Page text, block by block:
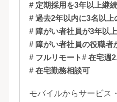
# 定期採用を3年以上継続
# 過去2年以内に3名以上
# 障がい者社員が3年以
# 障がい者社員の役職者
# フルリモート# 在宅週
# 在宅勤務相談可
モバイルからサービス